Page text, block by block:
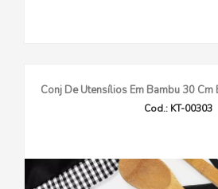
Conj De Utensílios Em Bambu 30 Cm
Cod.: KT-00303